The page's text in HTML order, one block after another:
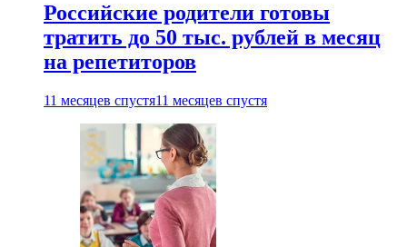
Российские родители готовы
тратить до 50 тыс. рублей в месяц
на репетиторов
11 месяцев спустя11 месяцев спустя